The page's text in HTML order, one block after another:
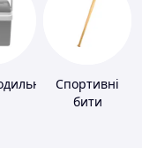
Спортивні
бити